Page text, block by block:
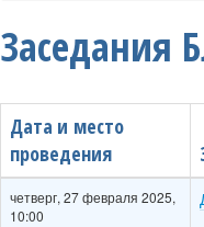
Заседания
Дата и место
проведения
четверг, 27 февраля 2025,
10:00